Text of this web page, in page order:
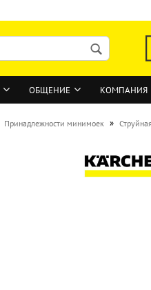
ВОЙТИ
ОБЩЕНИЕ КОМПАНИЯ
Принадлежности минимоек »